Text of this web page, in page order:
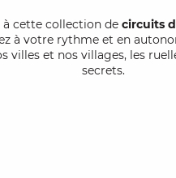
à cette collection de circuits
à votre rythme et en
villes et nos villages, les
secrets.